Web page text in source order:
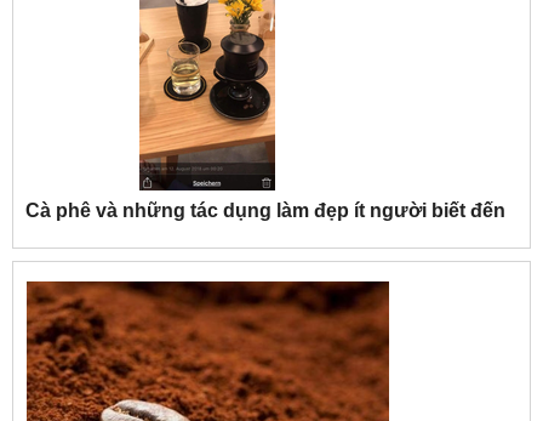
Cà phê và những tác dụng làm đẹp ít người biết đến